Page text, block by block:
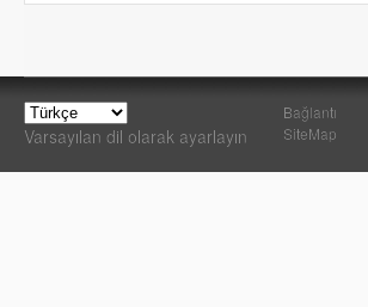
Varsayılan dil olarak ayarlayın
Bağlantı
SiteMap